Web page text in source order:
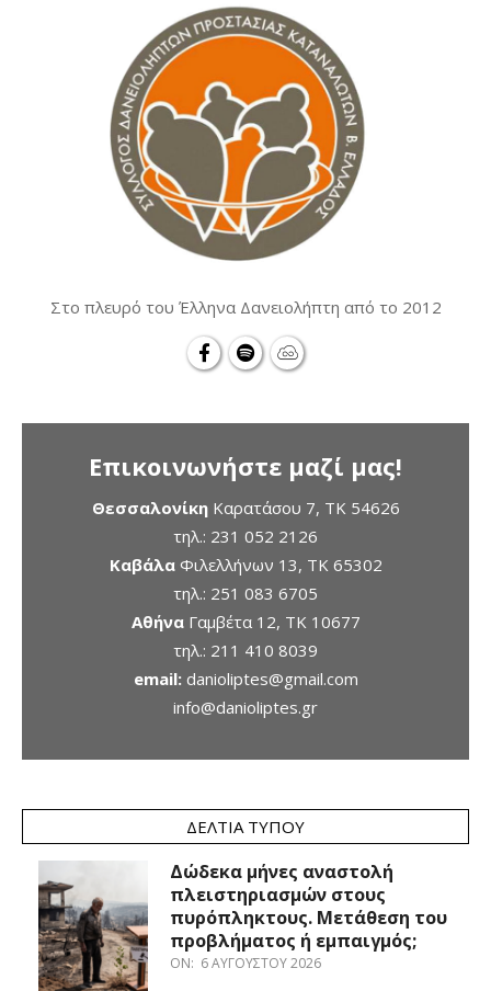
Στο πλευρό του Έλληνα Δανειολήπτη από το 2012
Επικοινωνήστε μαζί μας!
ΘεσσαλονίκηΚαρατάσου 7, TK 54626
τηλ.: 231 052 2126
ΚαβάλαΦιλελλήνων 13, ΤΚ 65302
τηλ.: 251 083 6705
ΑθήναΓαμβέτα 12, ΤΚ 10677
τηλ.: 211 410 8039
email: danioliptes@gmail.com
info@danioliptes.gr
ΔΕΛΤΊΑ ΤΎΠΟΥ
Δώδεκα μήνες αναστολή
πλειστηριασμών στους
πυρόπληκτους. Μετάθεση του
προβλήματος ή εμπαιγμός;
ON: 6 ΑΥΓΟΎΣΤΟΥ 2026